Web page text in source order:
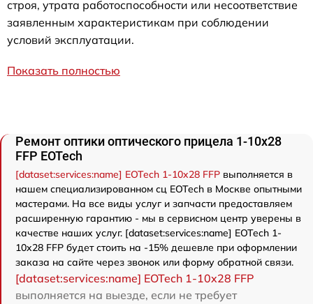
строя, утрата работоспособности или несоответствие
заявленным характеристикам при соблюдении
условий эксплуатации.
Показать полностью
Ремонт оптики оптического прицела 1-10x28
FFP EOTech
[dataset:services:name] EOTech 1-10x28 FFP выполняется в
нашем специализированном сц EOTech в Москве опытными
мастерами. На все виды услуг и запчасти предоставляем
расширенную гарантию - мы в сервисном центр уверены в
качестве наших услуг. [dataset:services:name] EOTech 1-
10x28 FFP будет стоить на -15% дешевле при оформлении
заказа на сайте через звонок или форму обратной связи.
[dataset:services:name] EOTech 1-10x28 FFP
выполняется на выезде, если не требует